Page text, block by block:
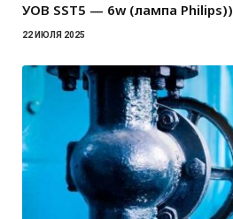
УОВ SST5 — 6w (лампа Philips))
22 ИЮЛЯ 2025